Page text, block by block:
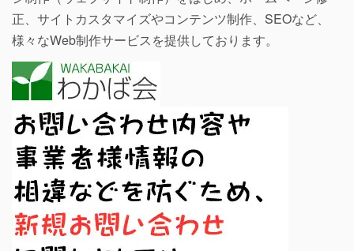
正、サイトカスタマイズやコンテンツ制作、SEOなど、
様々なWeb制作サービスを提供しております。